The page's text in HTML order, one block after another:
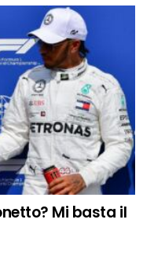
Mi basta il